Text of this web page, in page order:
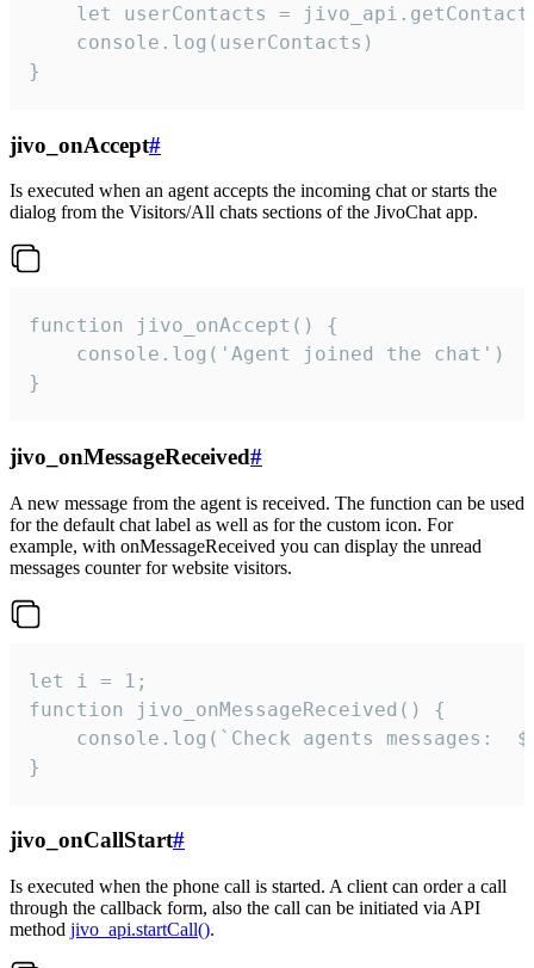
let userContacts =
    console.log(userContacts)
}
jivo_onAccept#
Is executed when an agent accepts the incoming chat or starts the
dialog from the Visitors/All chats sections of the JivoChat app.
function jivo_onAccept() {
}
jivo_onMessageReceived#
A new message from the agent is received. The function can be used
for the default chat label as well as for the custom icon. For
example, with onMessageReceived you can display the unread
messages counter for website visitors.
let i = 1;
function jivo_onMessageReceived() {
}
jivo_onCallStart#
Is executed when the phone call is started. A client can order a call
through the callback form, also the call can be initiated via API
method jivo_api.startCall().